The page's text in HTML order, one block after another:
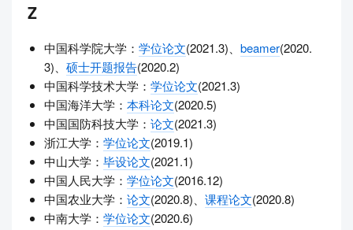
Z
中国科学院大学： 学位论文(2021.3)、 beamer(2020.
3)、 硕士开题报告(2020.2)
中国科学技术大学： 学位论文(2021.3)
中国海洋大学： 本科论文(2020.5)
中国国防科技大学： 论文(2021.3)
浙江大学： 学位论文(2019.1)
中山大学： 毕设论文(2021.1)
中国人民大学： 学位论文(2016.12)
中国农业大学： 论文(2020.8)、 课程论文(2020.8)
中南大学： 学位论文(2020.6)